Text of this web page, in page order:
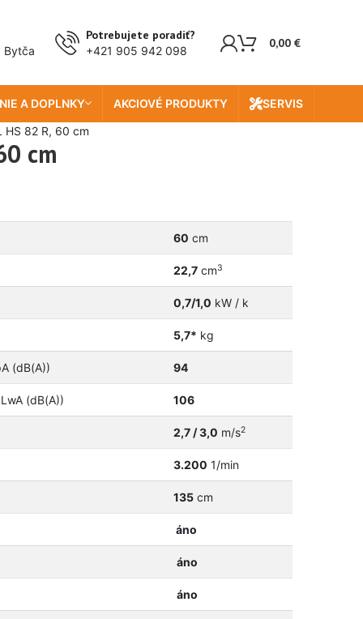
Bytča
Potrebujete poradiť?
+421 905 942 098
0,00 €
A DOPLNKY AKCIOVÉ PRODUKTY SERVIS
HS 82 R, 60 cm
cm
60 cm
22,7cm3
0,7/1,0 kW / k
5,7* kg
(dB(A)) 94
(dB(A)) 106
2,7 / 3,0 m/s2
3.200 1/min
135cm
áno
áno
áno